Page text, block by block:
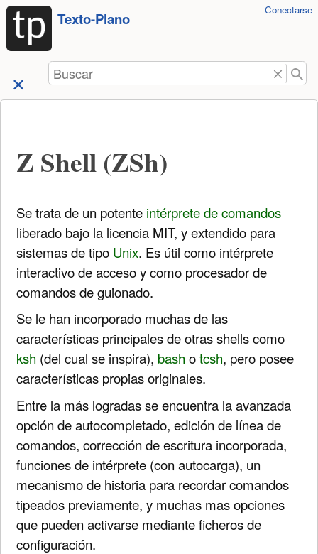
Saltar a
contenido
Texto-Plano
HerramientasConectarse
Buscar
Z Shell (ZSh)
Se trata de un potente intérprete de comandos
liberado bajo la licencia MIT, y extendido para
sistemas de tipo Unix. Es útil como intérprete
interactivo de acceso y como procesador de
comandos de guionado.
Se le han incorporado muchas de las
características principales de otras shells como
ksh (del cual se inspira), bash otcsh, pero posee
características propias originales.
Entre la más logradas se encuentra la avanzada
opción de autocompletado, edición de línea de
comandos, corrección de escritura incorporada,
funciones de intérprete (con autocarga), un
mecanismo de historia para recordar comandos
tipeados previamente, y muchas mas opciones
que pueden activarse mediante ficheros de
configuración.